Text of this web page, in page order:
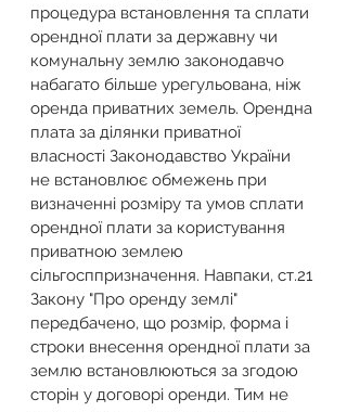
процедура встановлення та сплати
орендної плати за державну чи
комунальну землю законодавчо
набагато більше урегульована, ніж
оренда приватних земель. Орендна
плата за ділянки приватної
власності Законодавство України
не встановлює обмежень при
визначенні розміру та умов сплати
орендної плати за користування
приватною землею
сільгосппризначення. Навпаки, ст.21
Закону "Про оренду землі"
передбачено, що розмір, форма і
строки внесення орендної плати за
землю встановлюються за згодою
сторін у договорі оренди. Тим не